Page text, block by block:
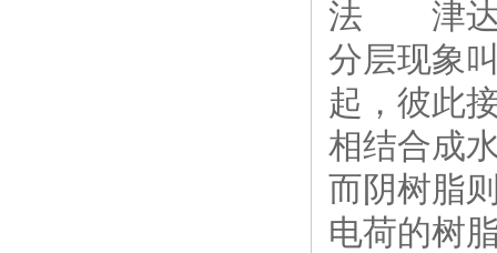
法 津达混
分层现象
起，彼此
相结合成
而阴树脂
电荷的树